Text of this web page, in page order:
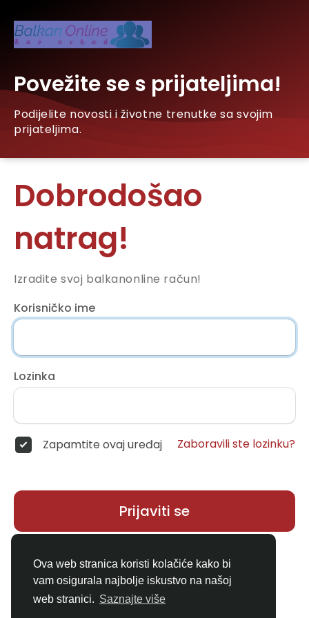
Ova web stranica koristi kolačiće kako bi
vam osigurala najbolje iskustvo na našoj
web stranici. Saznajte više
Povežite se s prijateljima!
Podijelite novosti i životne trenutke sa svojim
prijateljima.
Dobrodošao
natrag!
Izradite svoj balkanonline račun!
Korisničko ime
Lozinka
Zapamtite ovaj uređaj Zaboravili ste lozinku?
Prijaviti se